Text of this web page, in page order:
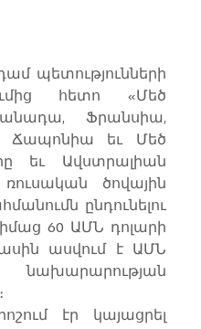
պետությունների
հետո «Մեծ
Ֆրանսիա,
Ճապոնիա եւ Մեծ
եւ Ավստրալիան
ծովային
ընդունելու
60 ԱՄՆ դոլարի
ասվում է ԱՄՆ
էր կայացրել